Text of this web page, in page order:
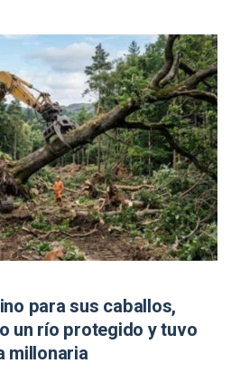
para sus caballos,
un río protegido y tuvo
millonaria